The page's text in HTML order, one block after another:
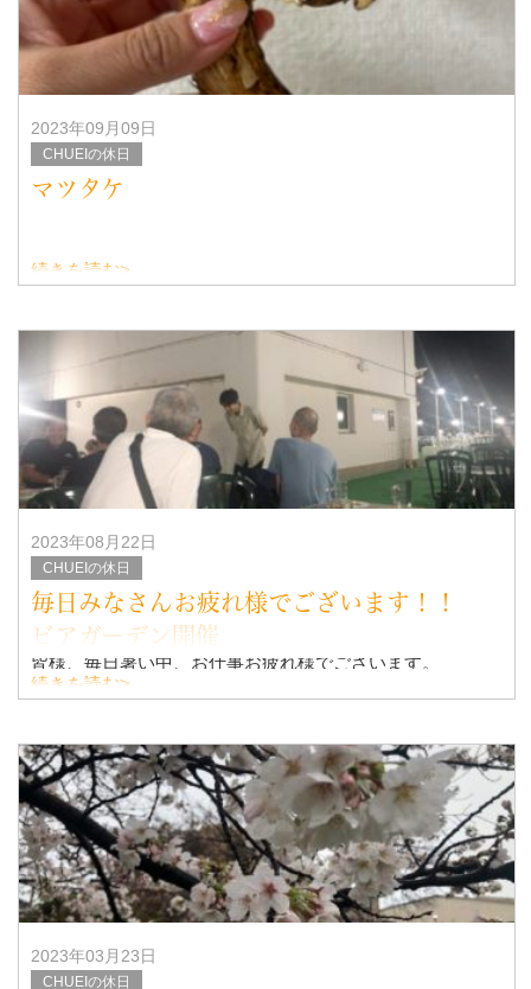
2023年09月09日
CHUEIの休日
マツタケ
天高く馬肥ゆる秋
秋には美味しいものがてんこ盛り！
魚も油が乗って美味しくなり梨や栗、マツタ
続きを読む>
2023年08月22日
CHUEIの休日
毎日みなさんお疲れ様でございます！！
ビアガーデン開催
皆様、毎日暑い中、お仕事お疲れ様でございます。
この暑さを乗り切るべく暑気払いの会を都ホテルのビアガ
日時 8月21日(月) 19時～
場所 みやこ
続きを読む>
2023年03月23日
CHUEIの休日